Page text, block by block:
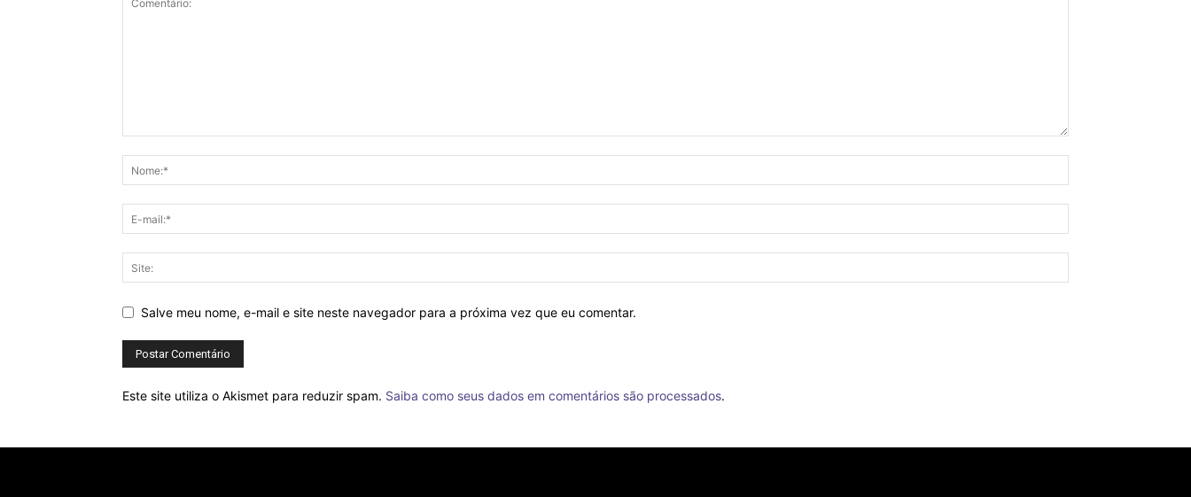
Salve meu nome, e-mail e site neste navegador para a próxima vez que eu comentar.
Este site utiliza o Akismet para reduzir spam. Saiba como seus dados em comentários são processados.